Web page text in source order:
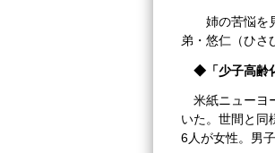
姉の苦悩を
弟・悠仁（ひさ
◆「少子高齢
米紙ニューヨ
いた。世間と同
6人が女性。男